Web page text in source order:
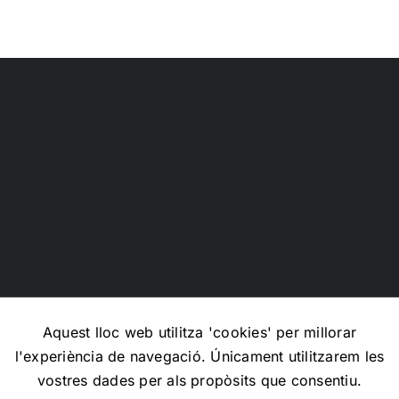
Copyright 2012 - 2026 |Avada Website BuilderbyAvada
Aquest lloc web utilitza 'cookies' per millorar
l'experiència de navegació. Únicament utilitzarem les
vostres dades per als propòsits que consentiu.